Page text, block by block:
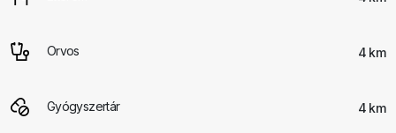
Orvos 4 km
Gyógyszertár 4 km